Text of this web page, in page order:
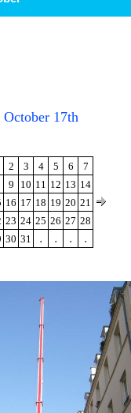
October 17th
2 3 4 5 6
7
9 10 11 12 13 14
16 17 18 19 20 21
23 24 25 26 27 28
30 31 . . . .